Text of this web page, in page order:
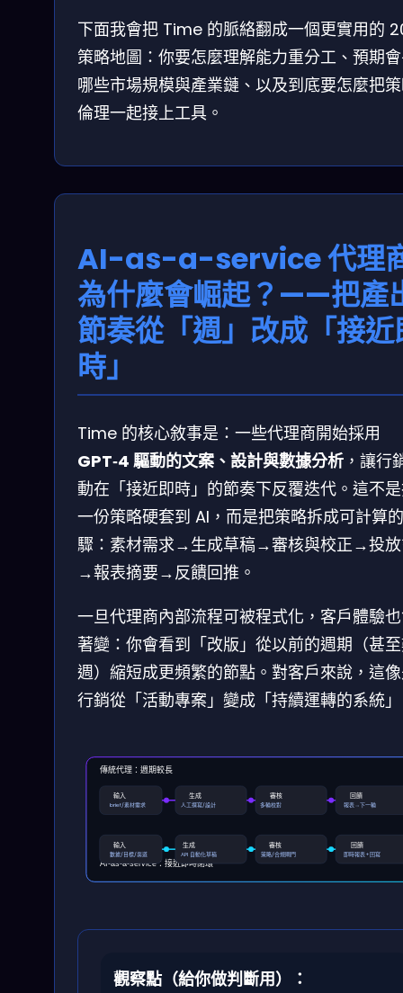
下面我會把 Time 的脈絡翻成一個更實用的
策略地圖：你要怎麼理解能力重分工、預期
哪些市場規模與產業鏈、以及到底要怎麼把
倫理一起接上工具。
AI-as-a-service 代理
為什麼會崛起？——把產
節奏從「週」改成「接近
時」
Time 的核心敘事是：一些代理商開始採用
GPT‑4 驅動的文案、設計與數據分析 ，讓行
動在「接近即時」的節奏下反覆迭代。這不
一份策略硬套到 AI，而是把策略拆成可計算
驟：素材需求→生成草稿→審核與校正→投
→報表摘要→反饋回推。
一旦代理商內部流程可被程式化，客戶體驗
著變：你會看到「改版」從以前的週期（甚
週）縮短成更頻繁的節點。對客戶來說，這
行銷從「活動專案」變成「持續運轉的系統
傳統代理：週期較長
輸入
brief/素材需求
生成
人工撰寫/設計
審核
多輪校對
回饋
報表→下一輪
AI-as-a-service：接近即時閉環
輸入
數據/目標/渠道
生成
API 自動化草稿
審核
策略/合規閘門
回饋
即時報表+回寫
觀察點（給你做判斷用）：